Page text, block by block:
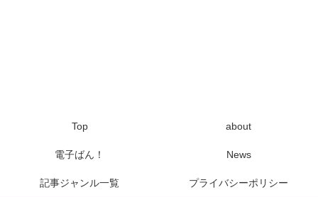
Top about
電子ばん！ News
記事ジャンル一覧 プライバシーポリシー